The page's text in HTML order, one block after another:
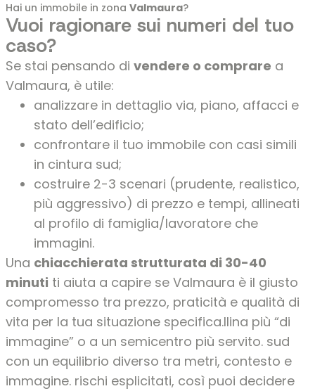
Hai un immobile in zona Valmaura?
Vuoi ragionare sui numeri del tuo
caso?
Se stai pensando di vendere o comprare a
Valmaura, è utile:
analizzare in dettaglio via, piano, affacci e
stato dell’edificio;
confrontare il tuo immobile con casi simili
in cintura sud;
costruire 2-3 scenari (prudente, realistico,
più aggressivo) di prezzo e tempi, allineati
al profilo di famiglia/lavoratore che
immagini.
Una chiacchierata strutturata di 30-40
minuti ti aiuta a capire se Valmaura è il giusto
compromesso tra prezzo, praticità e qualità di
vita per la tua situazione specifica.llina più “di
immagine” o a un semicentro più servito. sud
con un equilibrio diverso tra metri, contesto e
immagine. rischi esplicitati, così puoi decidere